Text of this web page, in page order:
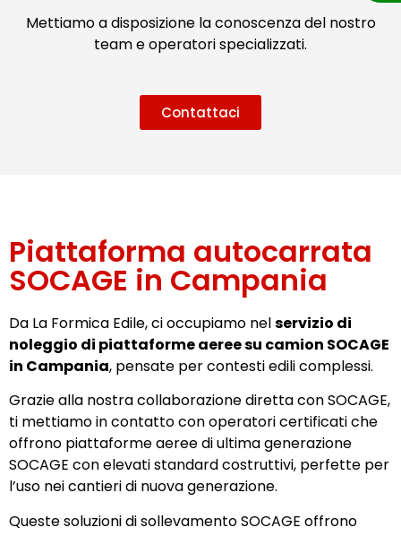
Mettiamo a disposizione la conoscenza del nostro
team e operatori specializzati.
Contattaci
Piattaforma autocarrata
SOCAGE in Campania
Da La Formica Edile, ci occupiamo nelservizio di
noleggio di piattaforme aeree su camion SOCAGE
in Campania, pensate per contesti edili complessi.
Grazie alla nostra collaborazione diretta con SOCAGE,
ti mettiamo in contatto con operatori certificati che
offrono piattaforme aeree di ultima generazione
SOCAGE con elevati standard costruttivi, perfette per
l’uso nei cantieri di nuova generazione.
Queste soluzioni di sollevamento SOCAGE offrono